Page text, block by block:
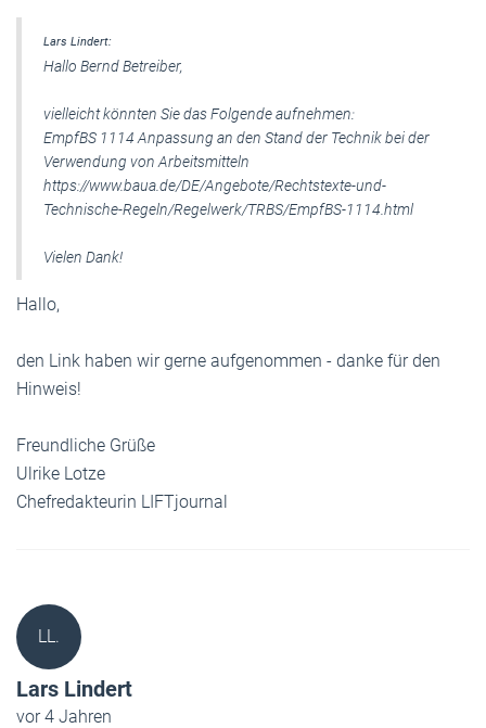
Lars Lindert:
Hallo Bernd Betreiber,
vielleicht könnten Sie das Folgende aufnehmen:
EmpfBS 1114 Anpassung an den Stand der Technik bei der
Verwendung von Arbeitsmitteln
https://www.baua.de/DE/Angebote/Rechtstexte-und-
Technische-Regeln/Regelwerk/TRBS/EmpfBS-1114.html
Vielen Dank!
Hallo,
den Link haben wir gerne aufgenommen - danke für den
Hinweis!
Freundliche Grüße
Ulrike Lotze
Chefredakteurin LIFTjournal
LL.
Lars Lindert
vor 4 Jahren